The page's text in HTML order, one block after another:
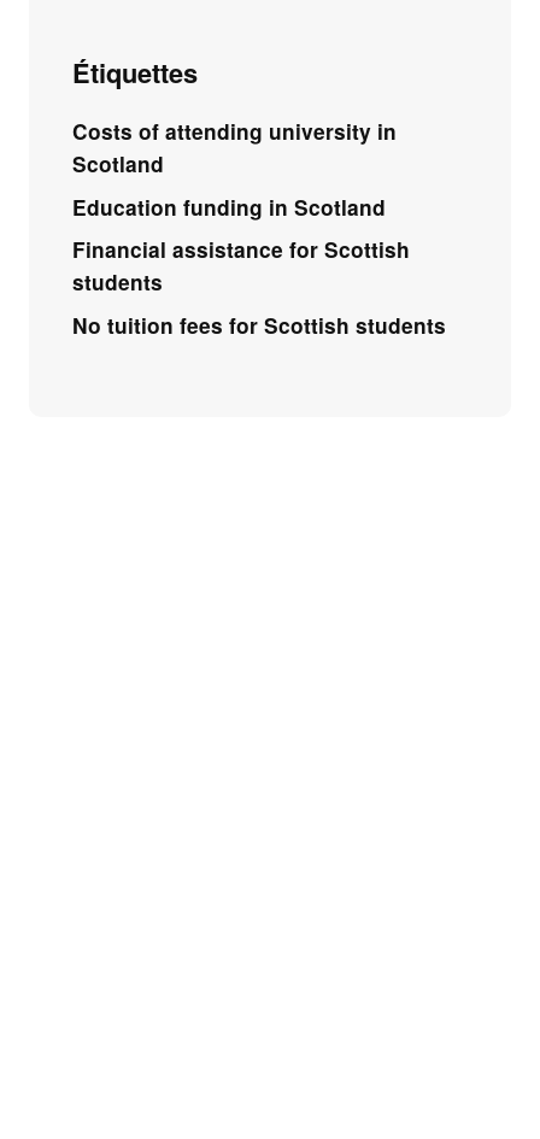
Étiquettes
Costs of attending university in
Scotland
Education funding in Scotland
Financial assistance for Scottish
students
No tuition fees for Scottish students